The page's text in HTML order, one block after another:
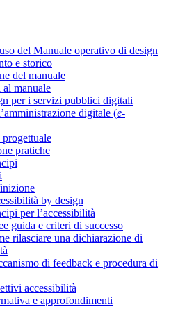
del Manuale operativo di design
e storico
del manuale
manuale
per i servizi pubblici digitali
digitale (e-
pratiche
by design
per l’accessibilità
guida e criteri di successo
rilasciare una dichiarazione di
di feedback e procedura di
accessibilità
e approfondimenti